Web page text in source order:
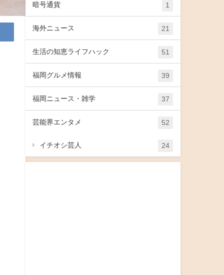
暗号通貨 1
海外ニュース 21
生活の知恵ライフハック 51
福岡グルメ情報 39
福岡ニュース・雑学 37
芸能界エンタメ 52
イチオシ芸人 24